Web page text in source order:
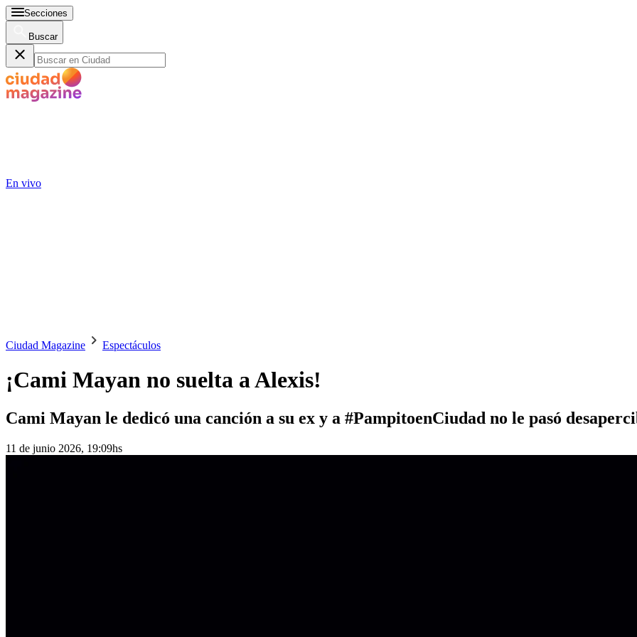
Secciones
Buscar
En vivo
Ciudad Magazine Espectáculos
¡Cami Mayan no suelta a Alexis!
Cami Mayan le dedicó una canción a su ex y a #PampitoenCiudad no le pasó
11 de junio 2026, 19:09hs